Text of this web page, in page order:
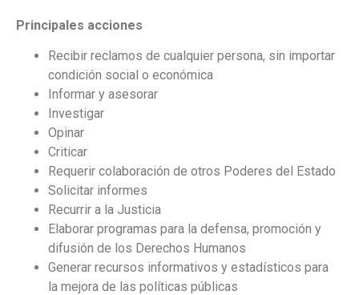
Principales acciones
Recibir reclamos de cualquier persona, sin importar
condición social o económica
Informar y asesorar
Investigar
Opinar
Criticar
Requerir colaboración de otros Poderes del Estado
Solicitar informes
Recurrir a la Justicia
Elaborar programas para la defensa, promoción y
difusión de los Derechos Humanos
Generar recursos informativos y estadísticos para
la mejora de las políticas públicas